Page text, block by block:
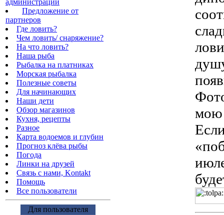
администрации
Предложение от
партнеров
Где ловить?
Чем ловить/ снаряжение?
На что ловить?
Наша рыба
Рыбалка на платниках
Морская рыбалка
Полезные советы
Для начинающих
Наши дети
Обзор магазинов
Кухня, рецепты
Разное
Карта водоемов и глубин
Прогноз клёва рыбы
Погода
Линки на друзей
Связь с нами, Kontakt
Помощь
Все пользователи
Для пользователя
мою